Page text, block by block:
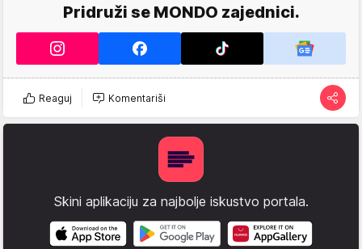
Pridruži se MONDO zajednici.
Reaguj Komentariši
Skini aplikaciju za najbolje iskustvo portala.